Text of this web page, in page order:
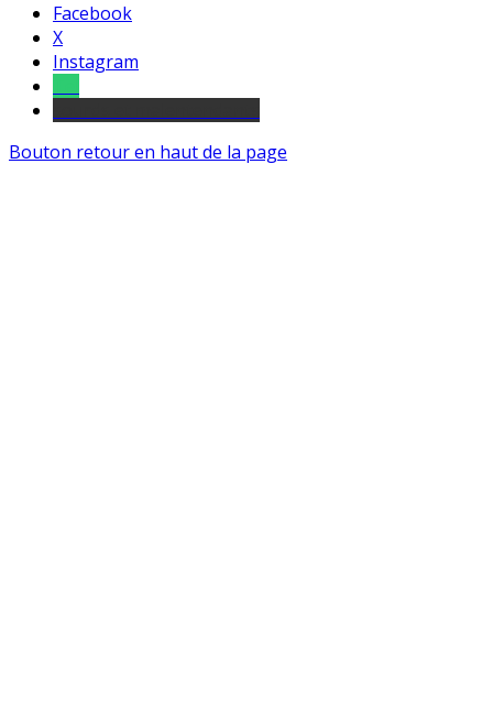
Facebook
X
Instagram
Bouton retour en haut de la page